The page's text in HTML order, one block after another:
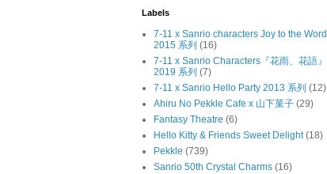
Labels
7-11 x Sanrio characters Joy to the Word
2015 系列 (16)
7-11 x Sanrio Characters『花雨、花語』
2019 系列 (7)
7-11 x Sanrio Hello Party 2013 系列 (12)
Ahiru No Pekkle Cafe x 山下菓子 (29)
Fantasy Theatre (6)
Hello Kitty & Friends Sweet Delight (18)
Pekkle (739)
Sanrio 50th Crystal Charms (16)